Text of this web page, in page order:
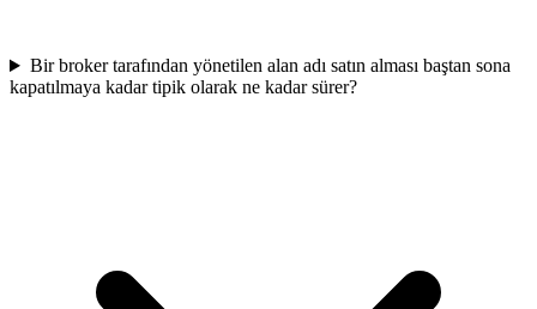
Bir broker tarafından yönetilen alan adı satın alması baştan sona
kapatılmaya kadar tipik olarak ne kadar sürer?